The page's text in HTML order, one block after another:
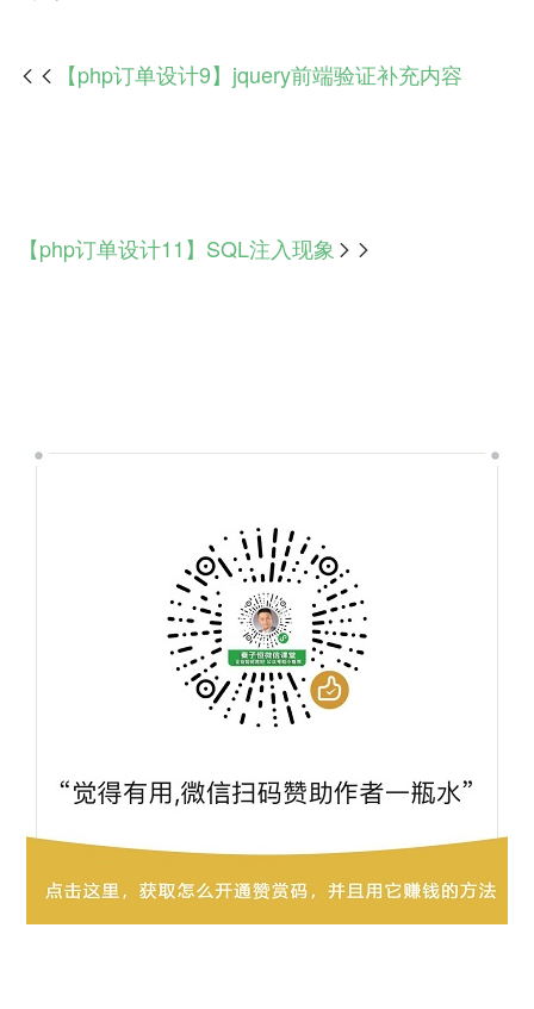
 【php订单设计9】jquery前端验证补充内容
【php订单设计11】SQL注入现象 